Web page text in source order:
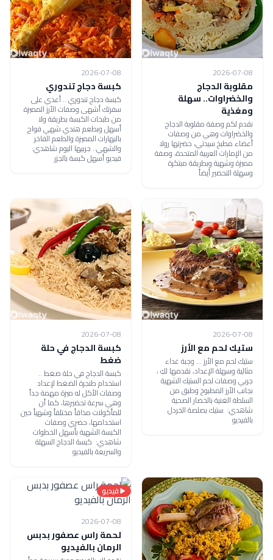
2026-07-08
مقلوبة الدجاج
والخضراوات.. سهلة
ومغذية
نقدم لكم وصفة مقلوبة الدجاج
والخضراوات وهي من وصفات
أعضاء مطبخ سيدتي، حضرتها رولا
من الإمارات العربية المتحدة، وصفة
مميزة وشهية وبطريقة مبتكرة
وسهلة التحضير أيضاً
2026-07-08
كبسة دجاج تندوري
كبسة دجاج تندوري .. أعدي على
سفرتك أشهى وصفات الأرز المميزة
من طبخات الكبسة بطريقة ولا
أسهل وبطعم هندي شهي فواح
بالبهارات المميزة والطعم الفاخر
والشهي.. جربيها اليوم شاهدي:
فيديو أسهل كبسة بالجزر
2026-07-08
ستيك لحم مع الأرز
ستيك لحم مع الأرز ... وجبة غداء
مثالية وسهلة الإعداد، نقدمها لكِ ،
جربي وصفات لحم الستيك الشهية
بجانب الأرز المطبوخ وطبق من
السلطة الغنية بالخضار الصحية
شاهدي: ستيك بصلصة الخردل
بالفيديو
2026-07-08
كبسة الدجاج في حلة
ضغط
كبسة الدجاج في حلة ضغط ..
استخدام طنجرة الضغط لإعداد
وصفات الأكل له ميزة مهمة جداً
وهي سرعة تحضيرها، كما أن
للمأكولات مذاقاً مختلفاً وشهياً حين
استخدامها، حضري وصفات
الكبسة الشهية بأسهل الخطوات
شاهدي: كبسة الدجاج السهلة
والسريعة بالفيديو
فيديو
2026-07-08
لحمة راس عصفور بدبس
الرمان بالفيديو